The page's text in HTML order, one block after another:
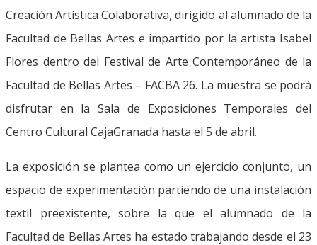
Creación Artística Colaborativa, dirigido al alumnado de la
Facultad de Bellas Artes e impartido por la artista Isabel
Flores dentro del Festival de Arte Contemporáneo de la
Facultad de Bellas Artes – FACBA 26. La muestra se podrá
disfrutar en la Sala de Exposiciones Temporales del
Centro Cultural CajaGranada hasta el 5 de abril.
La exposición se plantea como un ejercicio conjunto, un
espacio de experimentación partiendo de una instalación
textil preexistente, sobre la que el alumnado de la
Facultad de Bellas Artes ha estado trabajando desde el 23